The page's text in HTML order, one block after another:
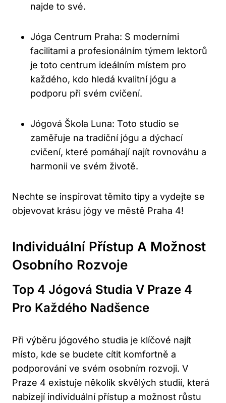
najde ‌to své.
Jóga Centrum Praha: S moderními⁤
facilitami a profesionálním týmem lektorů
je toto centrum ideálním místem ‍pro
‍každého, ⁣kdo​ hledá kvalitní⁤ jógu a
podporu při svém cvičení.
Jógová Škola Luna: Toto studio se
zaměřuje na tradiční jógu a dýchací
cvičení,⁣ které pomáhají najít rovnováhu a
harmonii ve svém životě.
Nechte se inspirovat těmito tipy a vydejte se ​
objevovat krásu ‍jógy ⁢ve městě⁣ Praha 4!
Individuální ‌přístup A⁢ Možnost
Osobního Rozvoje
Top 4 ​jógová Studia V ​Praze 4
Pro Každého Nadšence
Při výběru jógového studia je klíčové najít
místo, kde se‍ budete ⁣cítit​ komfortně‍ a
podporováni ve svém osobním⁣ rozvoji. V
Praze 4 existuje několik skvělých studií, která‍
nabízejí individuální přístup a možnost růstu⁤